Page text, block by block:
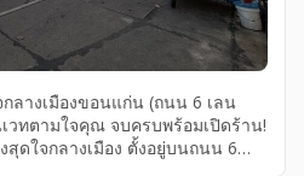
างเมืองขอนแก่น (ถนน 6 เลน
วทตามใจคุณ จบครบพร้อมเปิดร้าน!
ดใจกลางเมือง ตั้งอยู่บนถนน 6